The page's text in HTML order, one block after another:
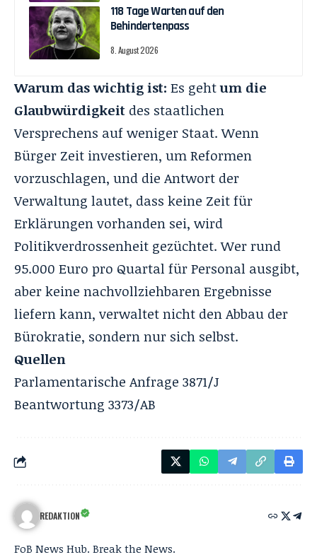
118 Tage Warten auf den
Behindertenpass
8. August 2026
Warum das wichtig ist: Es gehtum die
Glaubwürdigkeit des staatlichen
Versprechens auf weniger Staat. Wenn
Bürger Zeit investieren, um Reformen
vorzuschlagen, und die Antwort der
Verwaltung lautet, dass keine Zeit für
Erklärungen vorhanden sei, wird
Politikverdrossenheit gezüchtet. Wer rund
95.000 Euro pro Quartal für Personal ausgibt,
aber keine nachvollziehbaren Ergebnisse
liefern kann, verwaltet nicht den Abbau der
Bürokratie, sondern nur sich selbst.
Quellen
Parlamentarische Anfrage 3871/J
Beantwortung 3373/AB
REDAKTION
FoB News Hub. Break the News.